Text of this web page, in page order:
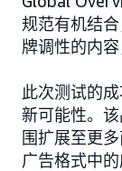
规范有机结
牌调性的内容
此次测试的
新可能性。
围扩展至更
广告格式中